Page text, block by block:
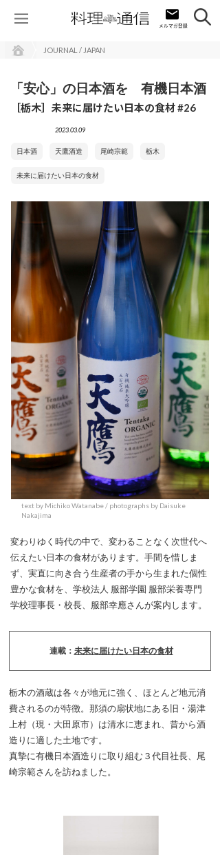
JOURNAL / JAPAN
「安心」の日本酒を 有機日本酒
［栃木］未来に届けたい日本の食材 #26
2023.03.09
日本酒 天鷹酒造 尾崎宗範 栃木
未来に届けたい日本の食材
text by Michiko Watanabe / photographs by Daisuke
Nakajima
変わりゆく時代の中で、変わることなく次世代へ
伝えたい日本の食材があります。手間を惜しま
ず、実直に向き合う生産者の手から生まれた個性
豊かな食材を、学校法人 服部学園 服部栄養専門
学校理事長・校長、服部幸應さんが案内します。
連載： 未来に届けたい日本の食材
栃木の酒蔵は各々が地元に強く、ほとんど地元消
費されるのが特徴。那須の扇状地にある旧・湯津
上村（現・大田原市）は清水に恵まれ、昔から酒
造りに適した土地です。
真摯に有機日本酒造りに取り組む３代目社長、尾
崎宗範さんを訪ねました。